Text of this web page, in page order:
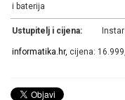
i baterija
Ustupitelj i cijena:
informatika.hr, cijena: